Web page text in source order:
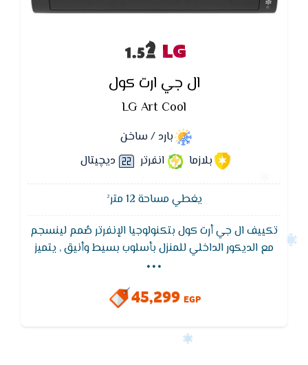
LG
ال جي ارت كول
LG Art Cool
بارد / ساخن
بلازما
انفرتر ديچيتال
يغطي مساحة 12 متر²
تكييف ال جي أرت كول بتكنولوجيا الإنفرتر صُمم لينسجم
مع الديكور الداخلي للمنزل بأسلوب بسيط وأنيق , يتميز
تكييف ال جي بزجاج عاكس في المقدمة ليعزز من الجمال
الداخلي والتكامل ويوفر جمالا دائمًا من خلال متانة المادة
الزجاجية
...
45,299 EGP